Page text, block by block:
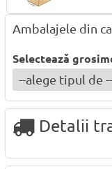
Ambalajele din
Selectează
Detalii